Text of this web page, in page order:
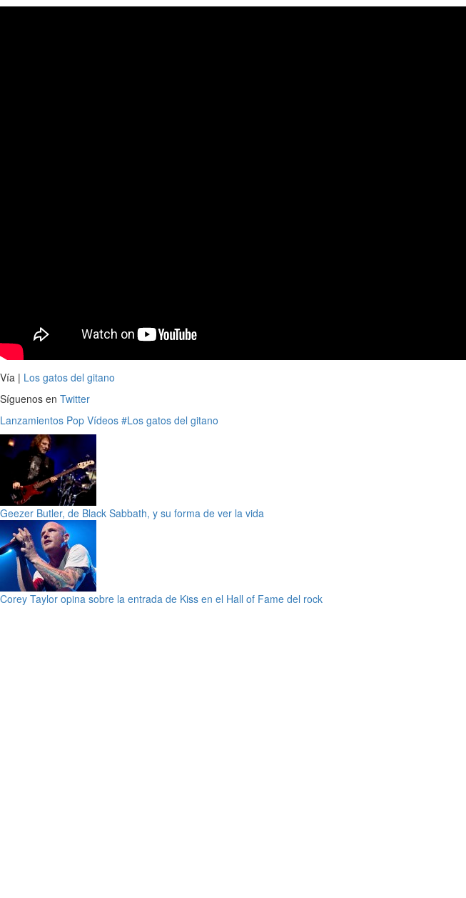
Vía | Los gatos del gitano
Síguenos en Twitter
Lanzamientos Pop Vídeos #Los gatos del gitano
Geezer Butler, de Black Sabbath, y su forma de ver la vida
Corey Taylor opina sobre la entrada de Kiss en el Hall of Fame del rock